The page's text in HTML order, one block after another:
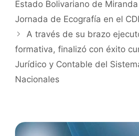
Estado Bolivariano de
Jornada de Ecografía en el
A través de su brazo
formativa, finalizó con éxito
Jurídico y Contable del
Nacionales